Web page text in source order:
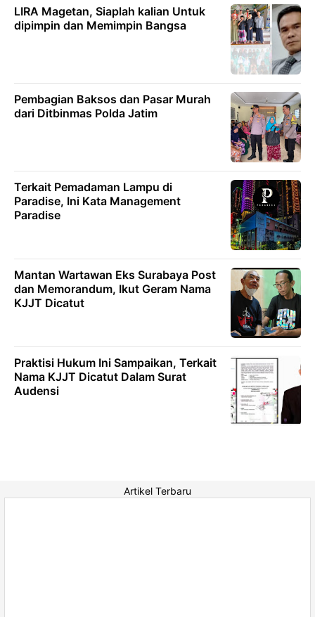
LIRA Magetan, Siaplah kalian Untuk
dipimpin dan Memimpin Bangsa
Pembagian Baksos dan Pasar Murah
dari Ditbinmas Polda Jatim
Terkait Pemadaman Lampu di
Paradise, Ini Kata Management
Paradise
Mantan Wartawan Eks Surabaya Post
dan Memorandum, Ikut Geram Nama
KJJT Dicatut
Praktisi Hukum Ini Sampaikan, Terkait
Nama KJJT Dicatut Dalam Surat
Audensi
Artikel Terbaru